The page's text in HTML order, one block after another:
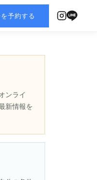
予約する
ンライ
新情報を